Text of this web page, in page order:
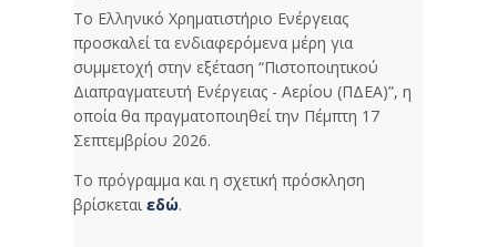
Το Ελληνικό Χρηματιστήριο Ενέργειας
προσκαλεί τα ενδιαφερόμενα μέρη για
συμμετοχή στην εξέταση “Πιστοποιητικού
Διαπραγματευτή Ενέργειας - Αερίου (ΠΔΕΑ)”, η
οποία θα πραγματοποιηθεί την Πέμπτη 17
Σεπτεμβρίου 2026.
Το πρόγραμμα και η σχετική πρόσκληση
βρίσκεταιεδώ.